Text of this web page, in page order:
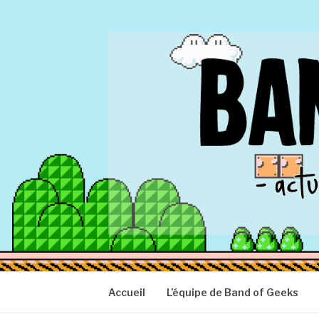
BAND OF
Actu Geek d'hier et d'aujourd'hui
Accueil L’équipe de Band of Geeks